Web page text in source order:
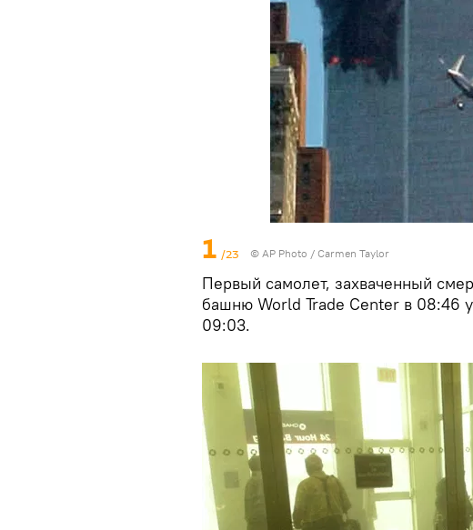
1 /23 © AP Photo / Carmen Taylor
Первый самолет, захваченный
башню World Trade Center в 08:46
09:03.